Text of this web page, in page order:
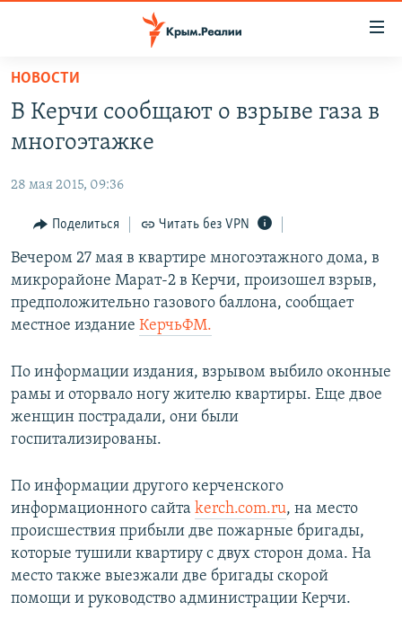
Вернуться
основному
содержанию
навигации
Вернутся
поиску
СПЕЦПРОЕКТЫ
КАРТА ВОЕННЫХ ОБЪЕКТОВ КРЫМА
11 ЛЕТ ОККУПАЦИИ КРЫМА. 11 ИСТОРИЙ СОПРОТИВЛЕНИЯ
ИСТОРИЯ
ЕЩЕ
ИНТЕРАКТИВ
ИНФОГРАФИКА
ТЕЛЕПРОЕКТ КРЫМ.РЕАЛИИ
ПОБЕДИТЕЛЕЙ НЕ СУДЯТ?
КРЫМ.НЕПОКОРЕННЫЙ
ELIFBE
УКРАИНСКАЯ ПРОБЛЕМА КРЫМА
РАДІО СВОБОДА
КАК ОБОЙТИ БЛОКИРОВКУ
Українською
Qırımtatar
ПРИСОЕДИНЯЙТЕСЬ!
Все сайты RFE/RL
НОВОСТИ
В Керчи сообщают о взрыве газа в
многоэтажке
28 мая 2015, 09:36
Поделиться Читать без VPN
Вечером 27 мая в квартире многоэтажного дома, в
микрорайоне Марат-2 в Керчи, произошел взрыв,
предположительно газового баллона, сообщает
местное издание КерчьФМ.
По информации издания, взрывом выбило оконные
рамы и оторвало ногу жителю квартиры. Еще двое
женщин пострадали, они были
госпитализированы.
По информации другого керченского
информационного сайта kerch.com.ru, на место
происшествия прибыли две пожарные бригады,
которые тушили квартиру с двух сторон дома. На
место также выезжали две бригады скорой
помощи и руководство администрации Керчи.